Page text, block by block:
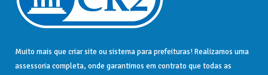
Muito mais que criar site ousistema para prefeituras! Realizamos uma
assessoriacompleta, onde garantimos em contrato que todas as